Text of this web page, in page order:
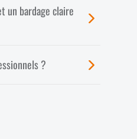
un bardage claire
?